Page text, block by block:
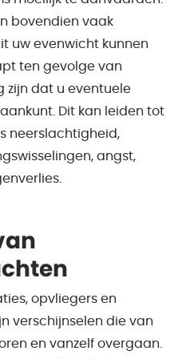
bovendien vaak
uw evenwicht kunnen
ten gevolge van
zijn dat u eventuele
Dit kan leiden tot
neerslachtigheid,
angst,
opvliegers en
verschijnselen die van
en vanzelf overgaan.